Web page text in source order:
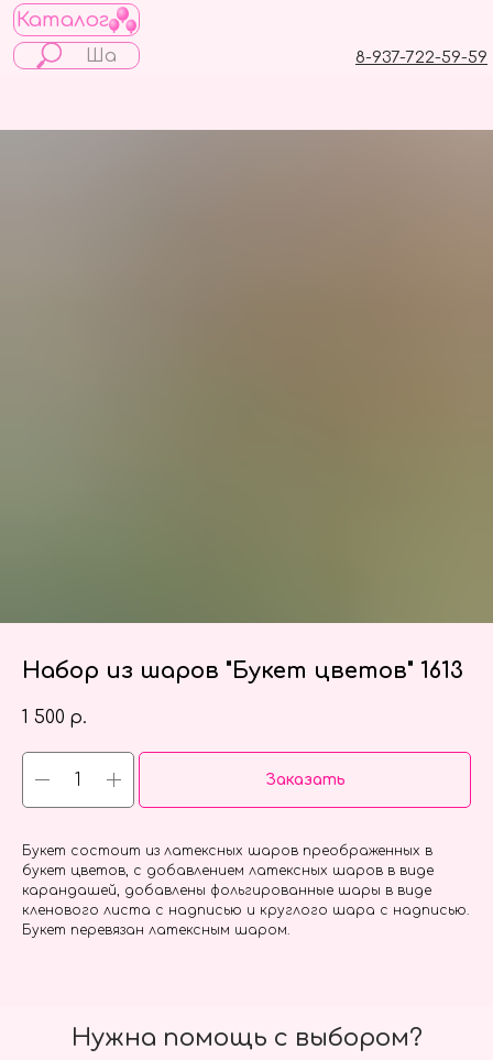
Каталог
8-937-722-59-59
Набор из шаров "Букет цветов" 1613
1 500 р.
Заказать
Букет состоит из латексных шаров преображенных в
букет цветов, с добавлением латексных шаров в виде
карандашей, добавлены фольгированные шары в виде
кленового листа с надписью и круглого шара с надписью.
Букет перевязан латексным шаром.
Нужна помощь с выбором?